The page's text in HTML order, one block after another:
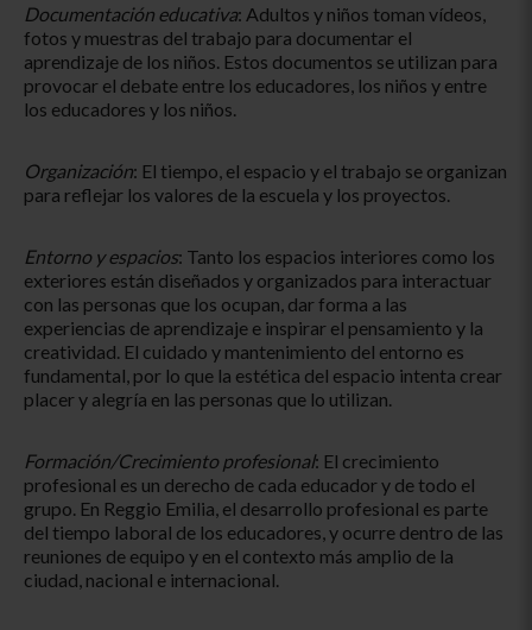
Documentación educativa: Adultos y niños toman vídeos,
fotos y muestras del trabajo para documentar el
aprendizaje de los niños. Estos documentos se utilizan para
provocar el debate entre los educadores, los niños y entre
los educadores y los niños.
Organización: El tiempo, el espacio y el trabajo se organizan
para reflejar los valores de la escuela y los proyectos.
Entorno y espacios: Tanto los espacios interiores como los
exteriores están diseñados y organizados para interactuar
con las personas que los ocupan, dar forma a las
experiencias de aprendizaje e inspirar el pensamiento y la
creatividad. El cuidado y mantenimiento del entorno es
fundamental, por lo que la estética del espacio intenta crear
placer y alegría en las personas que lo utilizan.
Formación/Crecimiento profesional: El crecimiento
profesional es un derecho de cada educador y de todo el
grupo. En Reggio Emilia, el desarrollo profesional es parte
del tiempo laboral de los educadores, y ocurre dentro de las
reuniones de equipo y en el contexto más amplio de la
ciudad, nacional e internacional.